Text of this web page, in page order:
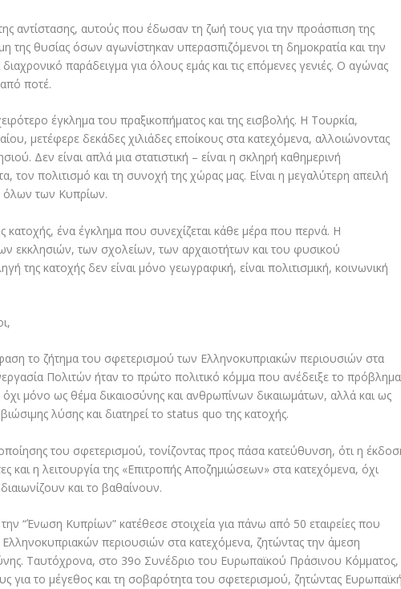
αντίστασης, αυτούς που έδωσαν τη ζωή τους για την προάσπιση της
της θυσίας όσων αγωνίστηκαν υπερασπιζόμενοι τη δημοκρατία και την
παράδειγμα για όλους εμάς και τις επόμενες γενιές. Ο αγώνας
ποτέ.
έγκλημα του πραξικοπήματος και της εισβολής. Η Τουρκία,
μετέφερε δεκάδες χιλιάδες εποίκους στα κατεχόμενα, αλλοιώνοντας
Δεν είναι απλά μια στατιστική – είναι η σκληρή καθημερινή
τον πολιτισμό και τη συνοχή της χώρας μας. Είναι η μεγαλύτερη απειλή
όλων των Κυπρίων.
κατοχής, ένα έγκλημα που συνεχίζεται κάθε μέρα που περνά. Η
εκκλησιών, των σχολείων, των αρχαιοτήτων και του φυσικού
της κατοχής δεν είναι μόνο γεωγραφική, είναι πολιτισμική, κοινωνική
το ζήτημα του σφετερισμού των Ελληνοκυπριακών περιουσιών στα
Πολιτών ήταν το πρώτο πολιτικό κόμμα που ανέδειξε το πρόβλημα
μόνο ως θέμα δικαιοσύνης και ανθρωπίνων δικαιωμάτων, αλλά και ως
λύσης και διατηρεί το status quo της κατοχής.
του σφετερισμού, τονίζοντας προς πάσα κατεύθυνση, ότι η
και η λειτουργία της «Επιτροπής Αποζημιώσεων» στα κατεχόμενα, όχι
και το βαθαίνουν.
“Ένωση Κυπρίων” κατέθεσε στοιχεία για πάνω από 50 εταιρείες που
περιουσιών στα κατεχόμενα, ζητώντας την άμεση
Ταυτόχρονα, στο 39ο Συνέδριο του Ευρωπαϊκού Πράσινου Κόμματος,
για το μέγεθος και τη σοβαρότητα του σφετερισμού, ζητώντας Ευρωπαϊκή